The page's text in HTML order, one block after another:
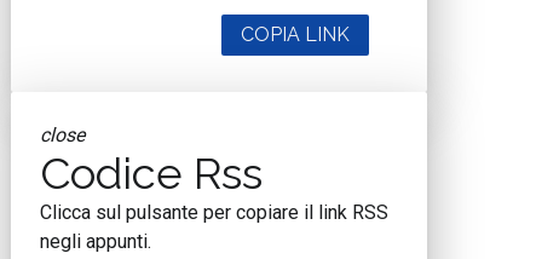
COPIA LINK
close
Codice Rss
Clicca sul pulsante per copiare il link RSS
negli appunti.